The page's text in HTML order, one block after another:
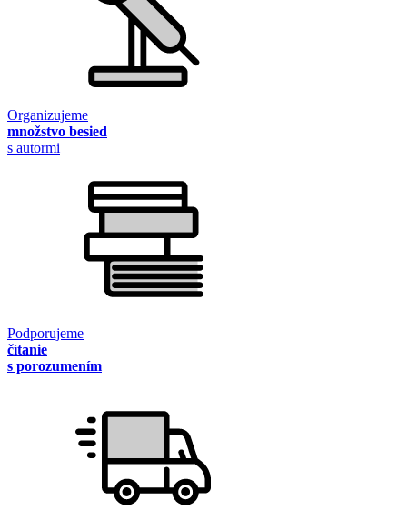
Organizujeme
množstvo besied
s autormi
Podporujeme
čítanie
s porozumením